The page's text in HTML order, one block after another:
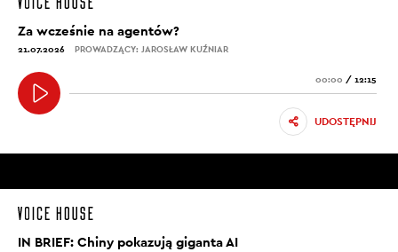
Za wcześnie na agentów?
21.07.2026 PROWADZĄCY: JAROSŁAW KUŹNIAR
00:00 / 12:15
UDOSTĘPNIJ
IN BRIEF: Chiny pokazują giganta AI